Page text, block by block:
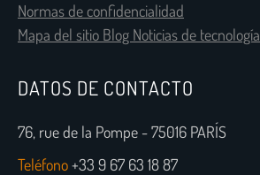
Normas de confidencialidad
Mapa del sitio Blog Noticias de tecnología
DATOS DE CONTACTO
76, rue de la Pompe - 75016 PARÍS
Teléfono+33 9 67 63 18 87